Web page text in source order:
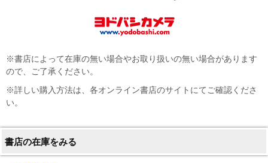
※書店によって在庫の無い場合やお取り扱いの無い場合があります
ので、ご了承ください。
※詳しい購入方法は、各オンライン書店のサイトにてご確認くださ
い。
書店の在庫をみる